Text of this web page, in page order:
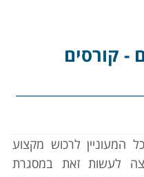
- קורסים
המעוניין לרכוש מקצוע
לעשות זאת במסגרת